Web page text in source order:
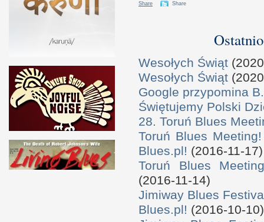
Share Share
Wesołych Świąt
Wesołych Świąt
Google przypomina
Świętujemy Polski
28. Toruń Blues
Toruń Blues
Blues.pl! (2016-11-17)
Toruń Blues
(2016-11-14)
Jimiway Blues
Blues.pl! (2016-10-10)